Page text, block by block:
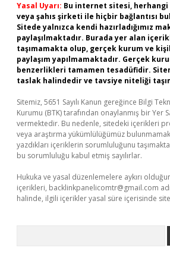
Yasal Uyarı: Bu internet sitesi,
veya şahıs şirketi ile hiçbir bağlantısı
Sitede yalnızca kendi hazırladığımız
paylaşılmaktadır. Burada yer alan
taşımamakta olup, gerçek kurum ve
paylaşım yapılmamaktadır. Gerçek
benzerlikleri tamamen tesadüfidir.
taslak halindedir ve tavsiye niteliği
Sitemiz, 5651 Sayılı Kanun gereğince Bilgi
Kurumu (BTK) tarafından onaylanmış bir Yer
vermektedir. Bu nedenle, sitedeki içerikleri
veya araştırma yükümlülüğümüz
yazdıkları içeriklerin sorumluluğunu
bu sorumluluğu kabul etmiş sayılırlar.
Hukuka ve yasal düzenlemelere aykırı
içerikleri, backlinkpanelicomtr@gmail.com
halinde, ilgili içerikler yasal süre içerisinde